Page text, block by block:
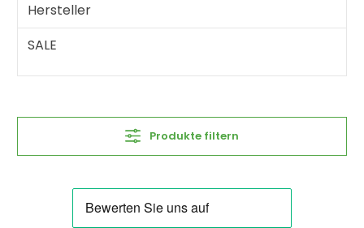
Hersteller
SALE
Produkte filtern